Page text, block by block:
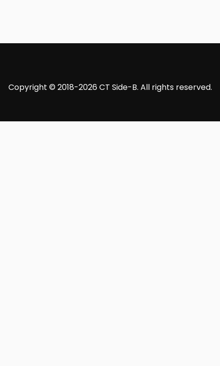
Copyright © 2018-2026 CT Side-B. All rights reserved.